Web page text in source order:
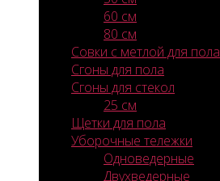
60 см
80 см
Совки с метлой для пола
Сгоны для пола
Сгоны для стекол
25 см
Щетки для пола
Уборочные тележки
Одноведерные
Двухведерные